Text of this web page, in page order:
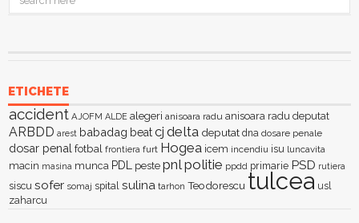
ETICHETE
accident AJOFM ALDE alegeri anisoara radu anisoara radu deputat
ARBDD arest babadag beatcj delta deputat dna dosare penale
dosar penal fotbal frontiera furt Hogea icem incendiu isu luncavita
macin masina munca PDL peste pnlpolitie ppdd primarie PSD rutiera
siscu sofer somaj spital sulina tarhon Teodorescu tulcea usl
zaharcu